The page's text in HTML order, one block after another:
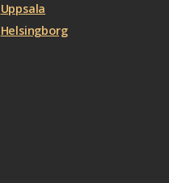
Uppsala
Helsingborg